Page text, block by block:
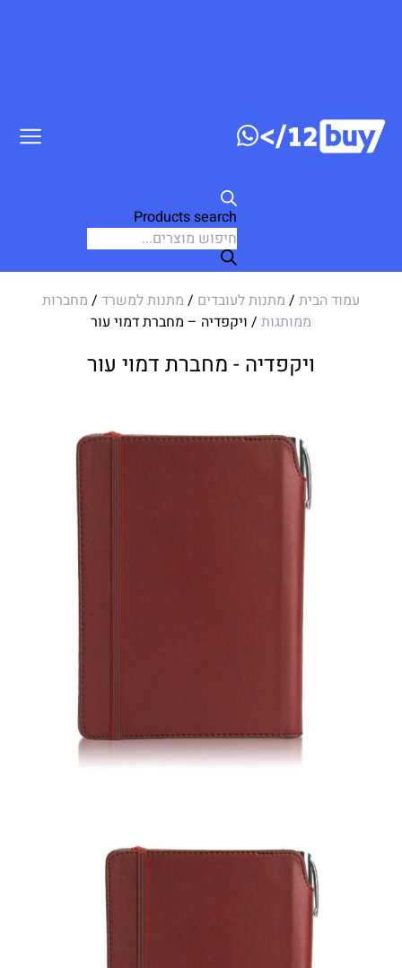
Products search
עמוד הבית/מתנות לעובדים/ מתנות למשרד/מחברות
ממותגות/ ויקפדיה – מחברת דמוי עור
ויקפדיה - מחברת דמוי עור